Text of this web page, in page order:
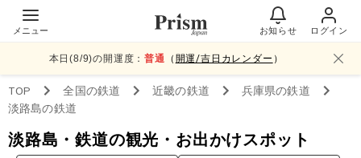
メニュー お知らせ ログイン
本日(8/9)の開運度：普通 （ 開運/吉日カレンダー ）
TOP 全国の鉄道 近畿の鉄道 兵庫県の鉄道
淡路島の鉄道
淡路島・鉄道の観光・お出かけスポット